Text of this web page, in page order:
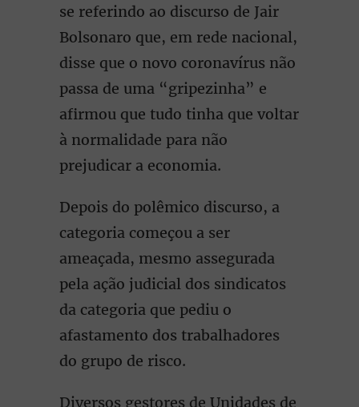
se referindo ao discurso de Jair
Bolsonaro que, em rede nacional,
disse que o novo coronavírus não
passa de uma “gripezinha” e
afirmou que tudo tinha que voltar
à normalidade para não
prejudicar a economia.
Depois do polêmico discurso, a
categoria começou a ser
ameaçada, mesmo assegurada
pela ação judicial dos sindicatos
da categoria que pediu o
afastamento dos trabalhadores
do grupo de risco.
Diversos gestores de Unidades de